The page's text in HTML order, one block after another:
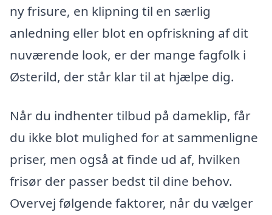
ny frisure, en klipning til en særlig
anledning eller blot en opfriskning af dit
nuværende look, er der mange fagfolk i
Østerild, der står klar til at hjælpe dig.
Når du indhenter tilbud på dameklip, får
du ikke blot mulighed for at sammenligne
priser, men også at finde ud af, hvilken
frisør der passer bedst til dine behov.
Overvej følgende faktorer, når du vælger